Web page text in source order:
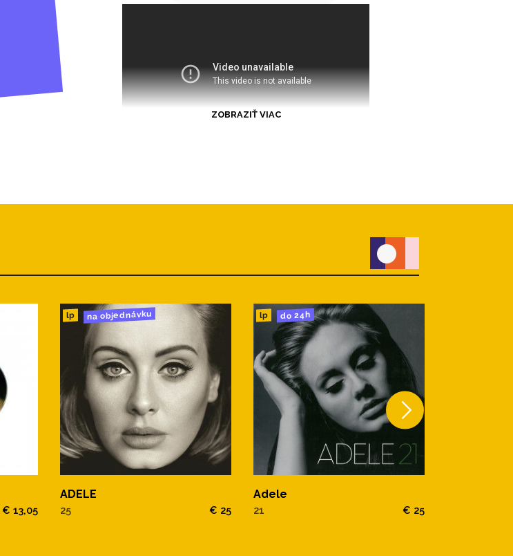
ZOBRAZIŤ VIAC
€ 13,05
lp na objednávku
ADELE
25 € 25
lp do 24h
Adele
21 € 25